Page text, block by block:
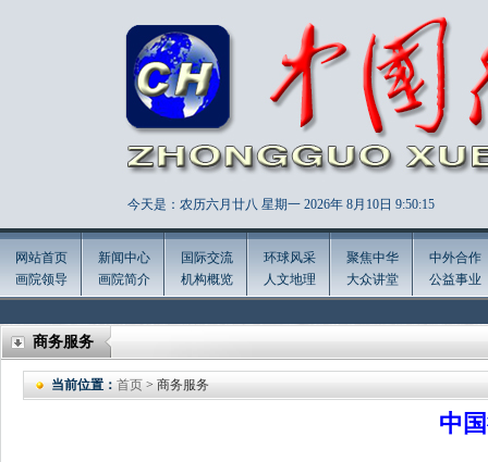
今天是：农历六月廿八 星期一 2026年 8月10日 9:50:16
网站首页
画院领导
新闻中心
画院简介
国际交流
机构概览
环球风采
人文地理
聚焦中华
大众讲堂
中外合作
公益事业
商务服务
当前位置： 首页 > 商务服务
中